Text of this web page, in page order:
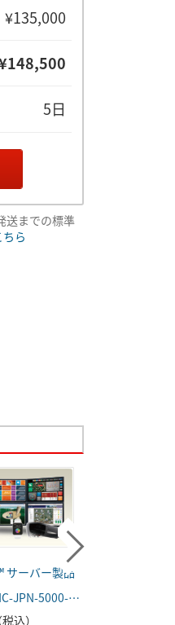
¥135,000
5日
送までの標準
ら
サーバー製品
GEN64-BASIC-JPN-5000-SET-Z
込）